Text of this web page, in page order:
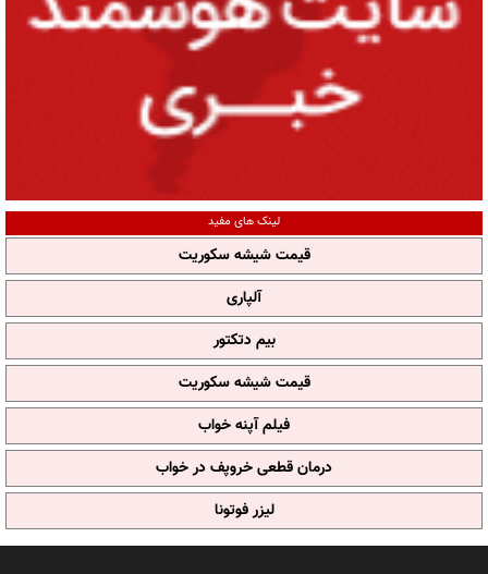
لینک های مفید
قیمت شیشه سکوریت
آلپاری
بیم دتکتور
قیمت شیشه سکوریت
فیلم آپنه خواب
درمان قطعی خروپف در خواب
لیزر فوتونا